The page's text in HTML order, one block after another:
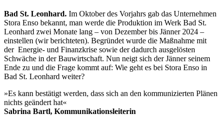
Bad St. Leonhard. Im Oktober des Vorjahrs gab das Unternehmen
Stora Enso bekannt, man werde die Produktion im Werk Bad St.
Leonhard zwei Monate lang – von Dezember bis Jänner 2024 –
einstellen (wir berichteten). Begründet wurde die Maßnahme mit
der Energie- und Finanzkrise sowie der dadurch ausgelösten
Schwäche in der Bauwirtschaft. Nun neigt sich der Jänner seinem
Ende zu und die Frage kommt auf: Wie geht es bei Stora Enso in
Bad St. Leonhard weiter?
»Es kann bestätigt werden, dass sich an den kommunizierten Plänen
nichts geändert hat«
Sabrina Bartl, Kommunikationsleiterin